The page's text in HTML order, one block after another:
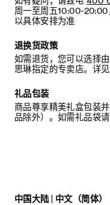
周一至周五10:00-
以具体安排为准
退换货政策
如需退货，您可以选择
思琳指定的专卖店。详见
礼品包装
商品尊享精美礼盒包装
品除外）。如需礼品袋请
中国大陆 | 中文（简体）